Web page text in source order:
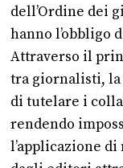
dell’Ordine dei
hanno l’obbligo
Attraverso il
tra giornalisti, la
di tutelare i
rendendo
l’applicazione